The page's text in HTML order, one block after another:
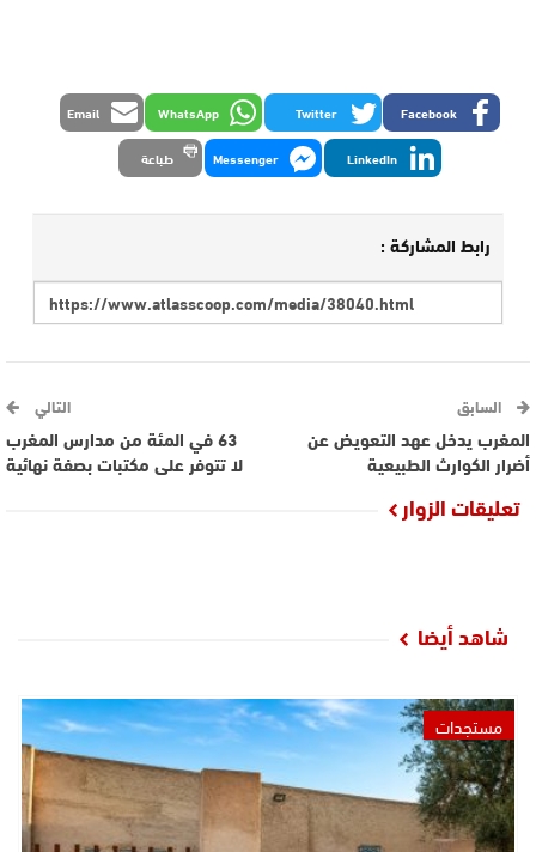
Facebook
Twitter
WhatsApp
Email
LinkedIn
Messenger طباعة
رابط المشاركة :
السابق
المغرب يدخل عهد التعويض عن
أضرار الكوارث الطبيعية
التالي
63 في المئة من مدارس المغرب
لا تتوفر على مكتبات بصفة نهائية
تعليقات الزوار
شاهد أيضا
مستجدات